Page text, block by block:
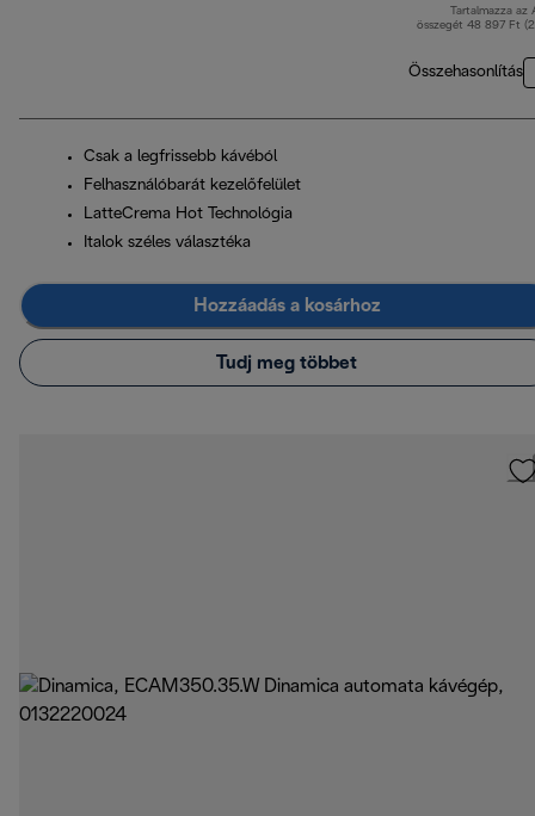
Tartalmazza az
összegét 48 897 Ft
Összehasonlítás
Csak a legfrissebb kávéból
Felhasználóbarát kezelőfelület
LatteCrema Hot Technológia
Italok széles választéka
Hozzáadás a kosárhoz
Tudj meg többet